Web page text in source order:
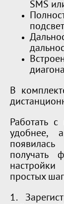
SMS
В
Работать
удобнее,
получать
простых
1.